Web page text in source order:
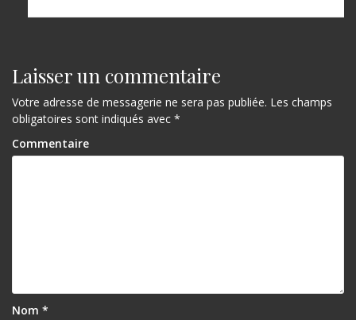
Laisser un commentaire
Votre adresse de messagerie ne sera pas publiée. Les champs
obligatoires sont indiqués avec *
Commentaire
Nom *